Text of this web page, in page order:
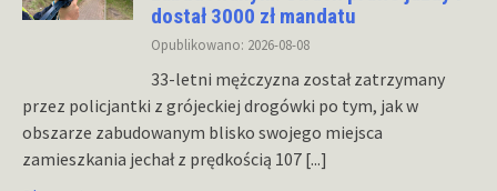
dostał 3000 zł mandatu
Opublikowano: 2026-08-08
33-letni mężczyzna został zatrzymany
przez policjantki z grójeckiej drogówki po tym, jak w
obszarze zabudowanym blisko swojego miejsca
zamieszkania jechał z prędkością 107 [...]